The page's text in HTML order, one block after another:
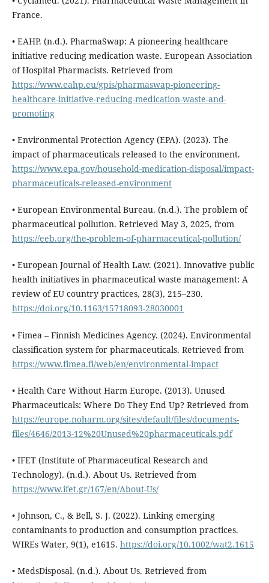
France.
• EAHP. (n.d.). PharmaSwap: A pioneering healthcare
initiative reducing medication waste. European Association
of Hospital Pharmacists. Retrieved from
https://www.eahp.eu/gpis/pharmaswap-pioneering-
healthcare-initiative-reducing-medication-waste-and-
promoting
• Environmental Protection Agency (EPA). (2023). The
impact of pharmaceuticals released to the environment.
https://www.epa.gov/household-medication-disposal/impact-
pharmaceuticals-released-environment
• European Environmental Bureau. (n.d.). The problem of
pharmaceutical pollution. Retrieved May 3, 2025, from
https://eeb.org/the-problem-of-pharmaceutical-pollution/
• European Journal of Health Law. (2021). Innovative public
health initiatives in pharmaceutical waste management: A
review of EU country practices, 28(3), 215–230.
https://doi.org/10.1163/15718093-28030001
• Fimea – Finnish Medicines Agency. (2024). Environmental
classification system for pharmaceuticals. Retrieved from
https://www.fimea.fi/web/en/environmental-impact
• Health Care Without Harm Europe. (2013). Unused
Pharmaceuticals: Where Do They End Up? Retrieved from
https://europe.noharm.org/sites/default/files/documents-
files/4646/2013-12%20Unused%20pharmaceuticals.pdf
• IFET (Institute of Pharmaceutical Research and
Technology). (n.d.). About Us. Retrieved from
https://www.ifet.gr/167/en/About-Us/
• Johnson, C., & Bell, S. J. (2022). Linking emerging
contaminants to production and consumption practices.
WIREs Water, 9(1), e1615. https://doi.org/10.1002/wat2.1615
• MedsDisposal. (n.d.). About Us. Retrieved from